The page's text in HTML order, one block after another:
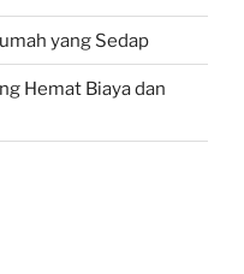
yang Sedap
Hemat Biaya dan